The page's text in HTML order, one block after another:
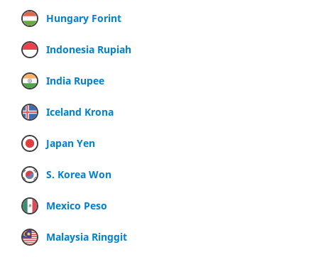
Hungary Forint
Indonesia Rupiah
India Rupee
Iceland Krona
Japan Yen
S. Korea Won
Mexico Peso
Malaysia Ringgit